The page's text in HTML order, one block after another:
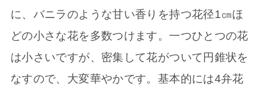
に、バニラのような甘い香りを持つ花径1㎝ほ
どの小さな花を多数つけます。一つひとつの花
は小さいですが、密集して花がついて円錐状を
なすので、大変華やかです。基本的には4弁花